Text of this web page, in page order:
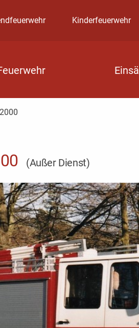
Kinderfeuerwehr
(Außer Dienst)